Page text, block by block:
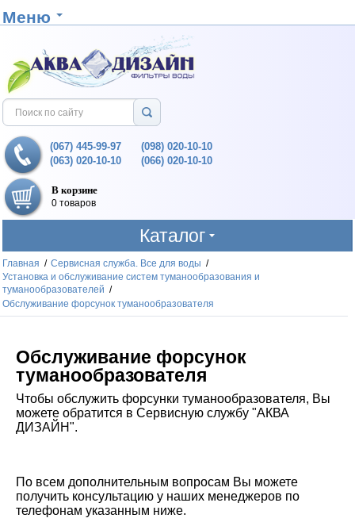
Меню
(067) 445-99-97
(063) 020-10-10
(098) 020-10-10
(066) 020-10-10
В корзине
0 товаров
Каталог
Главная / Сервисная служба. Все для воды /
Установка и обслуживание систем туманообразования и
туманообразователей /
Обслуживание форсунок туманообразователя
Обслуживание форсунок
туманообразователя
Чтобы обслужить форсунки туманообразователя, Вы
можете обратится в Сервисную службу "АКВА
ДИЗАЙН".
По всем дополнительным вопросам Вы можете
получить консультацию у наших менеджеров по
телефонам указанным ниже.